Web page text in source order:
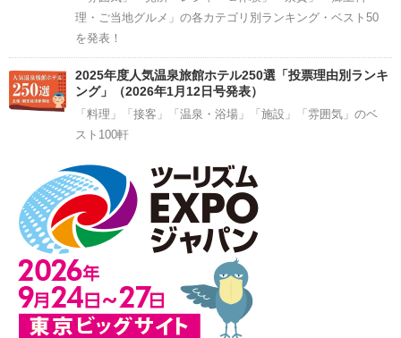
理・ご当地グルメ」の各カテゴリ別ランキング・ベスト50
を発表！
2025年度人気温泉旅館ホテル250選「投票理由別ランキ
ング」（2026年1月12日号発表）
「料理」「接客」「温泉・浴場」「施設」「雰囲気」のベ
スト100軒